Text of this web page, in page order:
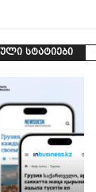
სტატიები